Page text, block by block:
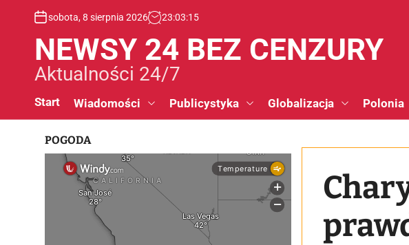
sobota, 8 sierpnia 2026 23:03:16
NEWSY 24 BEZ CENZURY
Aktualności 24/7
Start Wiadomości Publicystyka Globalizacja Polonia
POGODA